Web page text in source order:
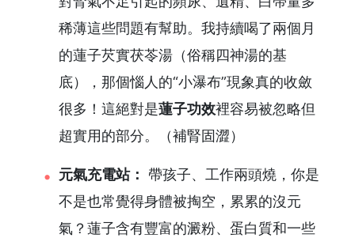
稀薄這些問題有幫助。我持續喝了兩個月
的蓮子芡實茯苓湯（俗稱四神湯的基
底），那個惱人的“小瀑布”現象真的收斂
很多！這絕對是蓮子功效裡容易被忽略但
超實用的部分。（補腎固澀）
元氣充電站：
帶孩子、工作兩頭燒，你是
不是也常覺得身體被掏空，累累的沒元
氣？蓮子含有豐富的澱粉、蛋白質和一些